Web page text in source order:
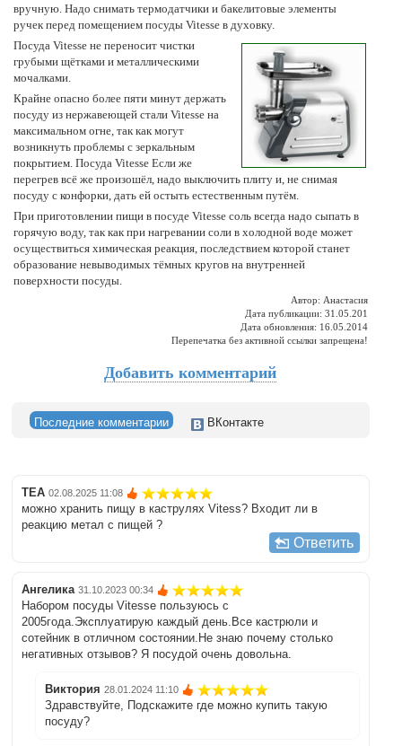
вручную. Надо снимать термодатчики и бакелитовые элементы
ручек перед помещением посуды Vitesse в духовку.
Посуда Vitesse не переносит чистки
грубыми щётками и металлическими
мочалками.
Крайне опасно более пяти минут держать
посуду из нержавеющей стали Vitesse на
максимальном огне, так как могут
возникнуть проблемы с зеркальным
покрытием. Посуда Vitesse Если же
перегрев всё же произошёл, надо выключить плиту и, не снимая
посуду с конфорки, дать ей остыть естественным путём.
При приготовлении пищи в посуде Vitesse соль всегда надо сыпать в
горячую воду, так как при нагревании соли в холодной воде может
осуществиться химическая реакция, последствием которой станет
образование невыводимых тёмных кругов на внутренней
поверхности посуды.
Автор: Анастасия
Дата публикации: 31.05.201
Дата обновления: 16.05.2014
Перепечатка без активной ссылки запрещена!
Добавить комментарий
Последние комментарии ВКонтакте
TEA 02.08.2025 11:08
можно хранить пищу в каструлях Vitess? Входит ли в
реакцию метал с пищей ?
Ответить
Ангелика 31.10.2023 00:34
Набором посуды Vitesse пользуюсь с
2005года.Эксплуатирую каждый день.Все кастрюли и
сотейник в отличном состоянии.Не знаю почему столько
негативных отзывов? Я посудой очень довольна.
Виктория 28.01.2024 11:10
Здравствуйте, Подскажите где можно купить такую
посуду?